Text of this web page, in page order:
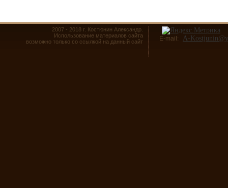
2007 - 2018 г. Костюнин Александр.
Использование материалов сайта
возможно только со ссылкой на данный сайт
E-mail: A-